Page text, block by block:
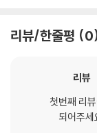
명작 중 하나입니다.
독특한 재미있는 주
되고 있습니다.
캔자스 농장에 살던
리뷰/한줄평 0
리뷰
첫번째 리
되어주세